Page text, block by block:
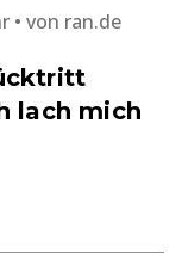
von ran.de
lach mich